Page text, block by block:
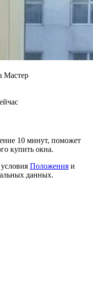
Мастер
10 минут, поможет
купить окна.
Положения и
данных.